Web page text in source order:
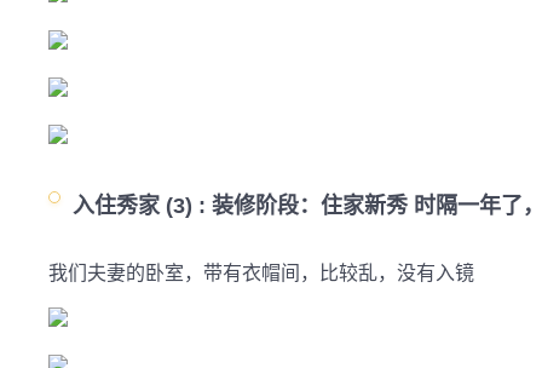
入住秀家 (3) : 装修阶段：住家新秀 时隔一年了
我们夫妻的卧室，带有衣帽间，比较乱，没有入镜